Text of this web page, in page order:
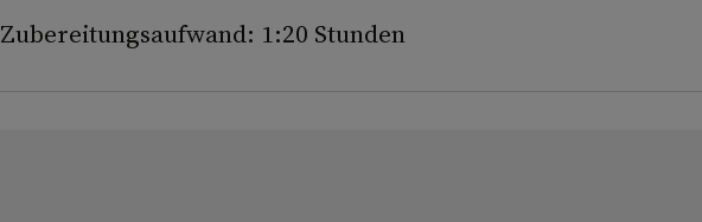
Zubereitungsaufwand: 1:20 Stunden